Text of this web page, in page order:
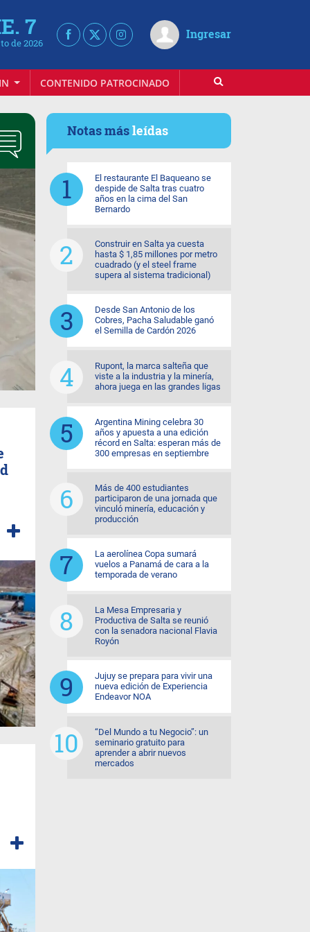
7
de 2026
Ingresar
CONTENIDO PATROCINADO
Notas másleídas
El restaurante El Baqueano se
despide de Salta tras cuatro
años en la cima del San
Bernardo
Construir en Salta ya cuesta
hasta $ 1,85 millones por metro
cuadrado (y el steel frame
supera al sistema tradicional)
Desde San Antonio de los
Cobres, Pacha Saludable ganó
el Semilla de Cardón 2026
Rupont, la marca salteña que
viste a la industria y la minería,
ahora juega en las grandes ligas
Argentina Mining celebra 30
años y apuesta a una edición
récord en Salta: esperan más de
300 empresas en septiembre
Más de 400 estudiantes
participaron de una jornada que
vinculó minería, educación y
producción
La aerolínea Copa sumará
vuelos a Panamá de cara a la
temporada de verano
La Mesa Empresaria y
Productiva de Salta se reunió
con la senadora nacional Flavia
Royón
Jujuy se prepara para vivir una
nueva edición de Experiencia
Endeavor NOA
“Del Mundo a tu Negocio”: un
seminario gratuito para
aprender a abrir nuevos
mercados